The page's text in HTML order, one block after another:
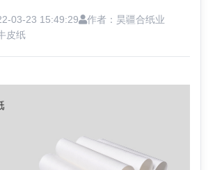
03-23 15:49:29
作者：昊疆合纸业
皮纸